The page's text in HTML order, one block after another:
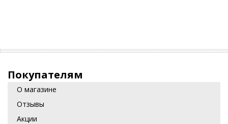
Покупателям
О магазине
Отзывы
Акции